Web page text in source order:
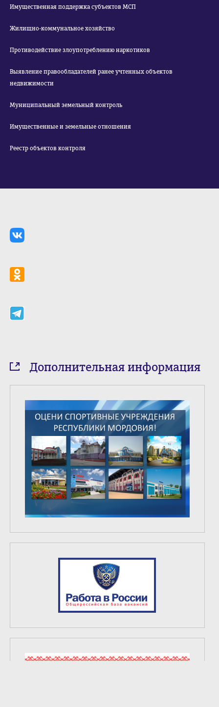
Имущественная поддержка субъектов МСП
Жилищно-коммунальное хозяйство
Противодействие злоупотреблению наркотиков
Выявление правообладателей ранее учтенных объектов
недвижимости
Муниципальный земельный контроль
Имущественные и земельные отношения
Реестр объектов контроля
Дополнительная информация